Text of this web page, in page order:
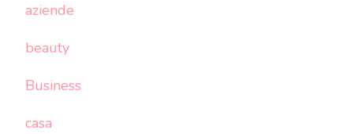
aziende
beauty
Business
casa